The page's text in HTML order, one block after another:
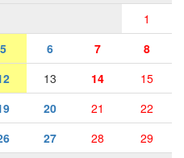
1
5 6 7
8
13 14
15
20 21
22
27 28
29